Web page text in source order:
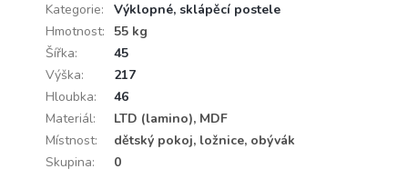
Kategorie:
Výklopné, sklápěcí postele
Hmotnost:
55 kg
Šířka:
45
Výška:
217
Hloubka:
46
Materiál:
LTD (lamino), MDF
Místnost:
dětský pokoj, ložnice, obývák
Skupina: 0